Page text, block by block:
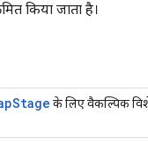
किया जाता है।
Stage के लिए वैकल्पिक